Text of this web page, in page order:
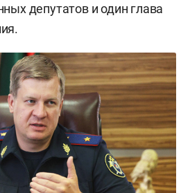
депутатов и один глава